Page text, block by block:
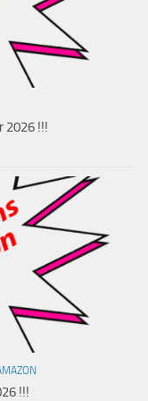
2026 !!!
!!!